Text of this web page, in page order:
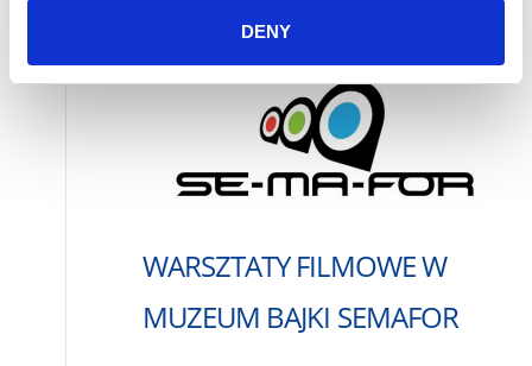
DENY
WARSZTATY FILMOWE W
MUZEUM BAJKI SEMAFOR